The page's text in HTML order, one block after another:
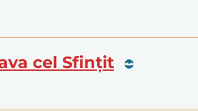
cel Sfințit